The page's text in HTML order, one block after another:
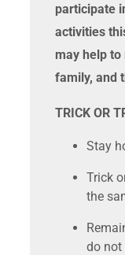
participate
activities
may help
family, and
TRICK OR
Stay
Trick
the
do not